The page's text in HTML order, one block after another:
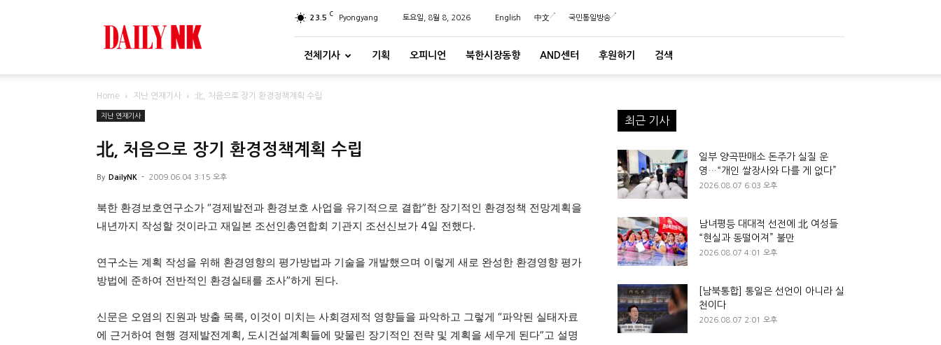
23.5 C Pyongyang 토요일, 8월 8, 2026 English 中文 국민통일방송
전체기사 기획 오피니언 북한시장동향 AND센터 후원하기 검색
Home 지난 연재기사 北, 처음으로 장기 환경정책계획 수립
지난 연재기사
北, 처음으로 장기 환경정책계획 수립
By DailyNK - 2009.06.04 3:15 오후
북한 환경보호연구소가 “경제발전과 환경보호 사업을 유기적으로 결합”한 장기적인 환경정책 전망계획을
내년까지 작성할 것이라고 재일본 조선인총연합회 기관지 조선신보가 4일 전했다.
연구소는 계획 작성을 위해 환경영향의 평가방법과 기술을 개발했으며 이렇게 새로 완성한 환경영향 평가
방법에 준하여 전반적인 환경실태를 조사”하게 된다.
신문은 오염의 진원과 방출 목록, 이것이 미치는 사회경제적 영향들을 파악하고 그렇게 “파악된 실태자료
에 근거하여 현행 경제발전계획, 도시건설계획들에 맞물린 장기적인 전략 및 계획을 세우게 된다”고 설명
최근 기사
일부 양곡판매소 돈주가 실질 운
영…“개인 쌀장사와 다를 게 없다”
2026.08.07 6:03 오후
남녀평등 대대적 선전에 北 여성들
“현실과 동떨어져” 불만
2026.08.07 4:01 오후
[남북통합] 통일은 선언이 아니라 실
천이다
2026.08.07 2:01 오후